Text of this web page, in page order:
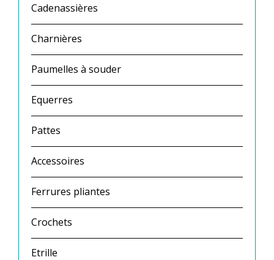
Cadenassières
Charnières
Paumelles à souder
Equerres
Pattes
Accessoires
Ferrures pliantes
Crochets
Etrille